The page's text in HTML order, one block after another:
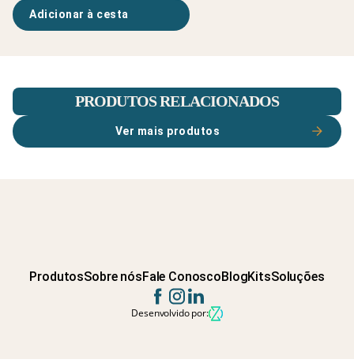
Adicionar à cesta
PRODUTOS RELACIONADOS
Ver mais produtos
ProdutosSobre nósFale ConoscoBlogKitsSoluções
Desenvolvido por: